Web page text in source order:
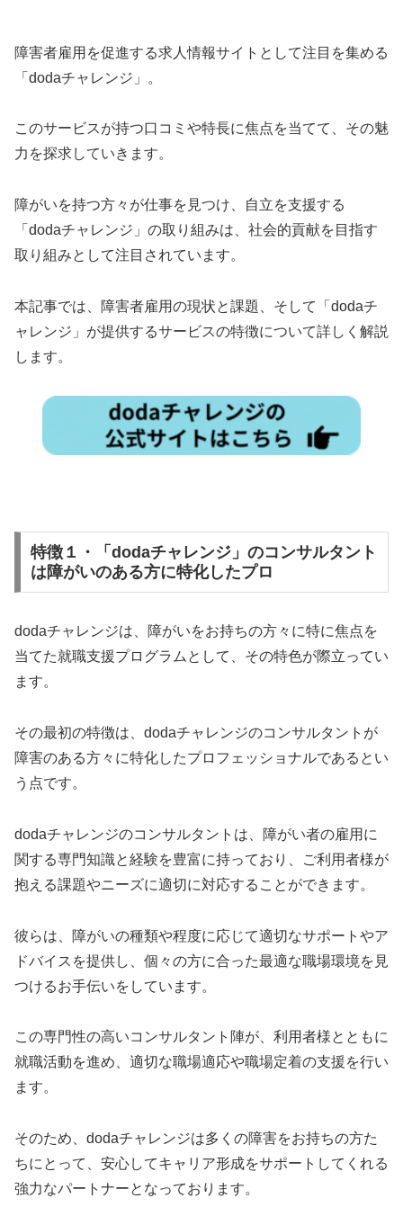
障害者雇用を促進する求人情報サイトとして注目を集める
「dodaチャレンジ」。
このサービスが持つ口コミや特長に焦点を当てて、その魅
力を探求していきます。
障がいを持つ方々が仕事を見つけ、自立を支援する
「dodaチャレンジ」の取り組みは、社会的貢献を目指す
取り組みとして注目されています。
本記事では、障害者雇用の現状と課題、そして「dodaチ
ャレンジ」が提供するサービスの特徴について詳しく解説
します。
特徴１・「dodaチャレンジ」のコンサルタント
は障がいのある方に特化したプロ
dodaチャレンジは、障がいをお持ちの方々に特に焦点を
当てた就職支援プログラムとして、その特色が際立ってい
ます。
その最初の特徴は、dodaチャレンジのコンサルタントが
障害のある方々に特化したプロフェッショナルであるとい
う点です。
dodaチャレンジのコンサルタントは、障がい者の雇用に
関する専門知識と経験を豊富に持っており、ご利用者様が
抱える課題やニーズに適切に対応することができます。
彼らは、障がいの種類や程度に応じて適切なサポートやア
ドバイスを提供し、個々の方に合った最適な職場環境を見
つけるお手伝いをしています。
この専門性の高いコンサルタント陣が、利用者様とともに
就職活動を進め、適切な職場適応や職場定着の支援を行い
ます。
そのため、dodaチャレンジは多くの障害をお持ちの方た
ちにとって、安心してキャリア形成をサポートしてくれる
強力なパートナーとなっております。